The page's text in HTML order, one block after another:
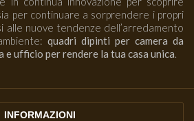
per continuare a sorprendere i propri
alle nuove tendenze dell’arredamento
quadri dipinti per camera da
ufficio per rendere la tua casa unica.
INFORMAZIONI